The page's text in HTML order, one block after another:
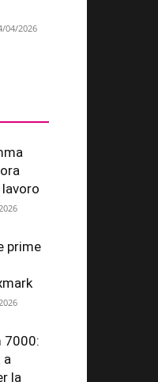
04/2026
prime
7000:
a
la